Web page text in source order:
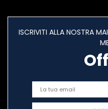
ISCRIVITI ALLA NOSTRA